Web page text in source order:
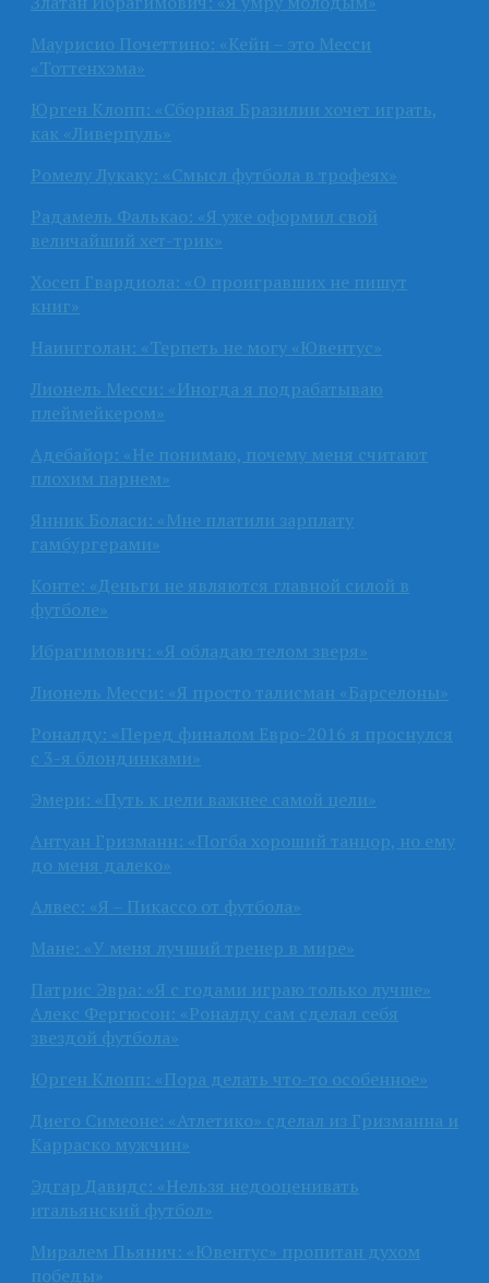
Маурисио Почеттино: «Кейн – это Месси
«Тоттенхэма»
Юрген Клопп: «Сборная Бразилии хочет играть,
как «Ливерпуль»
Ромелу Лукаку: «Смысл футбола в трофеях»
Радамель Фалькао: «Я уже оформил свой
величайший хет-трик»
Хосеп Гвардиола: «О проигравших не пишут
книг»
Наингголан: «Терпеть не могу «Ювентус»
Лионель Месси: «Иногда я подрабатываю
плеймейкером»
Адебайор: «Не понимаю, почему меня считают
плохим парнем»
Янник Боласи: «Мне платили зарплату
гамбургерами»
Конте: «Деньги не являются главной силой в
футболе»
Ибрагимович: «Я обладаю телом зверя»
Лионель Месси: «Я просто талисман «Барселоны»
Роналду: «Перед финалом Евро-2016 я проснулся
с 3-я блондинками»
Эмери: «Путь к цели важнее самой цели»
Антуан Гризманн: «Погба хороший танцор, но ему
до меня далеко»
Алвес: «Я – Пикассо от футбола»
Мане: «У меня лучший тренер в мире»
Патрис Эвра: «Я с годами играю только лучше»
Алекс Фергюсон: «Роналду сам сделал себя
звездой футбола»
Юрген Клопп: «Пора делать что-то особенное»
Диего Симеоне: «Атлетико» сделал из Гризманна и
Карраско мужчин»
Эдгар Давидс: «Нельзя недооценивать
итальянский футбол»
Миралем Пьянич: «Ювентус» пропитан духом
победы»